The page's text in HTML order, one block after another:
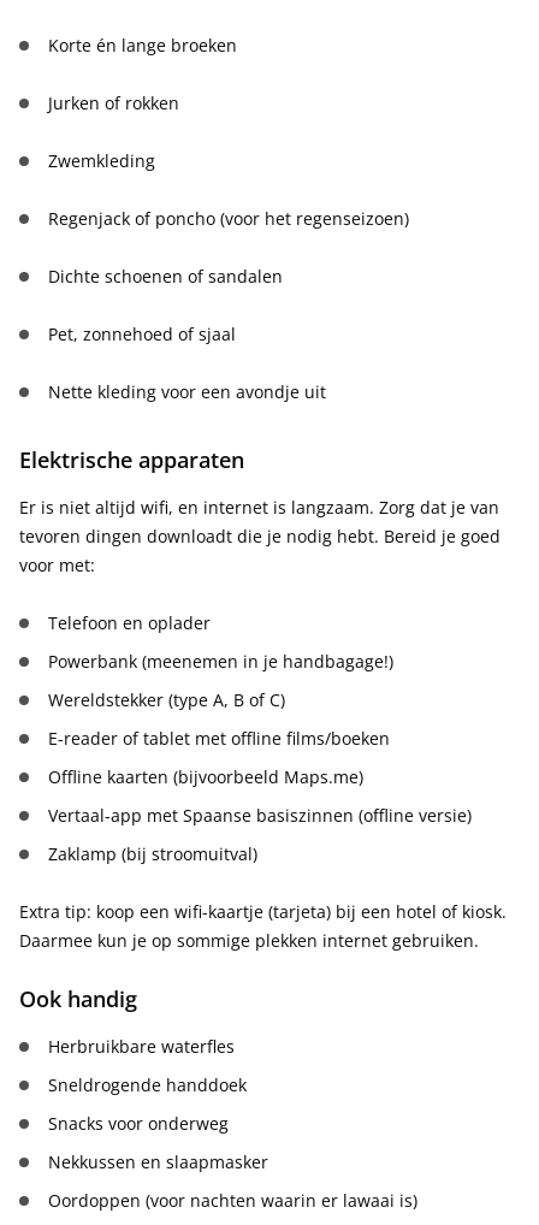
Korte én lange broeken
Jurken of rokken
Zwemkleding
Regenjack of poncho (voor het regenseizoen)
Dichte schoenen of sandalen
Pet, zonnehoed of sjaal
Nette kleding voor een avondje uit
Elektrische apparaten
Er is niet altijd wifi, en internet is langzaam. Zorg dat je van
tevoren dingen downloadt die je nodig hebt. Bereid je goed
voor met:
Telefoon en oplader
Powerbank (meenemen in je handbagage!)
Wereldstekker (type A, B of C)
E-reader of tablet met offline films/boeken
Offline kaarten (bijvoorbeeld Maps.me)
Vertaal-app met Spaanse basiszinnen (offline versie)
Zaklamp (bij stroomuitval)
Extra tip: koop een wifi-kaartje (tarjeta) bij een hotel of kiosk.
Daarmee kun je op sommige plekken internet gebruiken.
Ook handig
Herbruikbare waterfles
Sneldrogende handdoek
Snacks voor onderweg
Nekkussen en slaapmasker
Oordoppen (voor nachten waarin er lawaai is)